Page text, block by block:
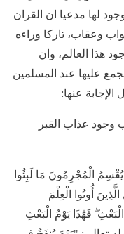
لها مدعيا ان القران
وعقاب، تاركا وراءه
هذا العالم، وان
عليها عند المسلمين
عنها:
وجود عذاب القبر
الْمُجْرِمُونَ مَا لَبِثُوا
يُؤْفَكُونَ (55) وَقَالَ الَّذِينَ أُوتُوا الْعِلْمَ
فَهَٰذَا يَوْمُ الْبَعْثِ